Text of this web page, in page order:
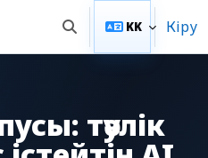
Toggle search input
KK Кіру
тәулік